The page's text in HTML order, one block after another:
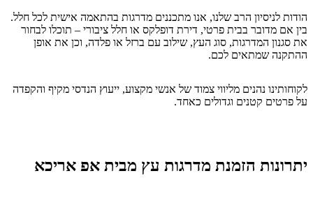
הודות לניסיון הרב שלנו, אנו מתכננים מדרגות בהתאמה אישית לכל חלל.
בין אם מדובר בבית פרטי, דירת דופלקס או חלל ציבורי – תוכלו לבחור
את סגנון המדרגות, סוג העץ, שילוב עם ברזל או פלדה, וכן את אופן
ההתקנה שמתאים לכם.
לקוחותינו נהנים מליווי צמוד של אנשי מקצוע, ייעוץ הנדסי מקיף והקפדה
על פרטים קטנים וגדולים כאחד.
יתרונות הזמנת מדרגות עץ מבית אפ אריכא